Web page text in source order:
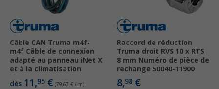
Câble CAN Truma m4f-
m4f Câble de connexion
adapté au panneau iNet X
et à la climatisation
dès 11,95 € (79,67 € / m)
Raccord de réduction
Truma droit RVS 10 x RTS
8 mm Numéro de pièce de
rechange 50040-11900
8,98 €